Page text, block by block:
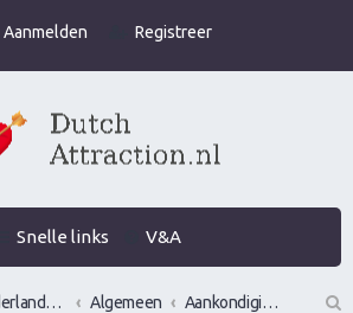
Aanmelden Registreer
Snelle links V&A
Nederlands grootste Dutch Attraction, Lifestyle, Vrouwen versieren en Pick-Up (PUA) Forum Algemeen
Aankondigingen, opmerkingen en verzoeken